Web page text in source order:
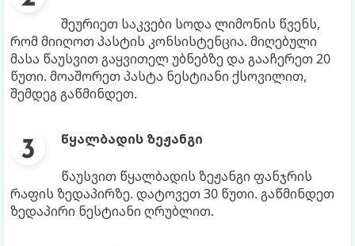
შეურიეთ საკვები სოდა ლიმონის წვენს,
რომ მიიღოთ პასტის კონსისტენცია. მიღებული
მასა წაუსვით გაყვითელ უბნებზე და გააჩერეთ 20
წუთი. მოაშორეთ პასტა ნესტიანი ქსოვილით,
შემდეგ გაწმინდეთ.
წყალბადის ზეჟანგი
წაუსვით წყალბადის ზეჟანგი ფანჯრის
რაფის ზედაპირზე. დატოვეთ 30 წუთი. გაწმინდეთ
ზედაპირი ნესტიანი ღრუბლით.